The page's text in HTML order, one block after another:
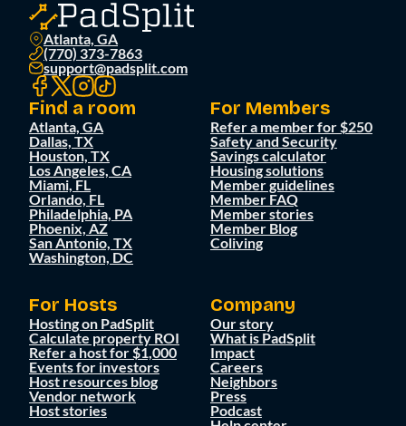
Atlanta, GA
(770) 373-7863
support@padsplit.com
Find a room
Atlanta, GA
Dallas, TX
Houston, TX
Los Angeles, CA
Miami, FL
Orlando, FL
Philadelphia, PA
Phoenix, AZ
San Antonio, TX
Washington, DC
For Members
Refer a member for $250
Safety and Security
Savings calculator
Housing solutions
Member guidelines
Member FAQ
Member stories
Member Blog
Coliving
For Hosts
Hosting on PadSplit
Calculate property ROI
Refer a host for $1,000
Events for investors
Host resources blog
Vendor network
Host stories
Company
Our story
What is PadSplit
Impact
Careers
Neighbors
Press
Podcast